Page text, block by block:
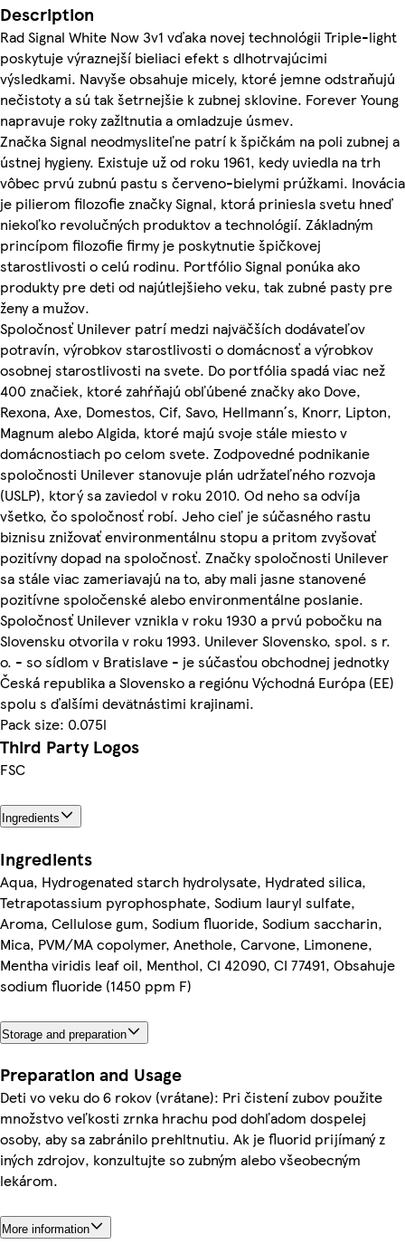
Description
Rad Signal White Now 3v1 vďaka novej technológii Triple-light
poskytuje výraznejší bieliaci efekt s dlhotrvajúcimi
výsledkami. Navyše obsahuje micely, ktoré jemne odstraňujú
nečistoty a sú tak šetrnejšie k zubnej sklovine. Forever Young
napravuje roky zažltnutia a omladzuje úsmev.
Značka Signal neodmysliteľne patrí k špičkám na poli zubnej a
ústnej hygieny. Existuje už od roku 1961, kedy uviedla na trh
vôbec prvú zubnú pastu s červeno-bielymi prúžkami. Inovácia
je pilierom filozofie značky Signal, ktorá priniesla svetu hneď
niekoľko revolučných produktov a technológií. Základným
princípom filozofie firmy je poskytnutie špičkovej
starostlivosti o celú rodinu. Portfólio Signal ponúka ako
produkty pre deti od najútlejšieho veku, tak zubné pasty pre
ženy a mužov.
Spoločnosť Unilever patrí medzi najväčších dodávateľov
potravín, výrobkov starostlivosti o domácnosť a výrobkov
osobnej starostlivosti na svete. Do portfólia spadá viac než
400 značiek, ktoré zahŕňajú obľúbené značky ako Dove,
Rexona, Axe, Domestos, Cif, Savo, Hellmann´s, Knorr, Lipton,
Magnum alebo Algida, ktoré majú svoje stále miesto v
domácnostiach po celom svete. Zodpovedné podnikanie
spoločnosti Unilever stanovuje plán udržateľného rozvoja
(USLP), ktorý sa zaviedol v roku 2010. Od neho sa odvíja
všetko, čo spoločnosť robí. Jeho cieľ je súčasného rastu
biznisu znižovať environmentálnu stopu a pritom zvyšovať
pozitívny dopad na spoločnosť. Značky spoločnosti Unilever
sa stále viac zameriavajú na to, aby mali jasne stanovené
pozitívne spoločenské alebo environmentálne poslanie.
Spoločnosť Unilever vznikla v roku 1930 a prvú pobočku na
Slovensku otvorila v roku 1993. Unilever Slovensko, spol. s r.
o. - so sídlom v Bratislave - je súčasťou obchodnej jednotky
Česká republika a Slovensko a regiónu Východná Európa (EE)
spolu s ďalšími devätnástimi krajinami.
Pack size: 0.075l
Third Party Logos
FSC
Ingredients
Ingredients
Aqua, Hydrogenated starch hydrolysate, Hydrated silica,
Tetrapotassium pyrophosphate, Sodium lauryl sulfate,
Aroma, Cellulose gum, Sodium fluoride, Sodium saccharin,
Mica, PVM/MA copolymer, Anethole, Carvone, Limonene,
Mentha viridis leaf oil, Menthol, CI 42090, CI 77491, Obsahuje
sodium fluoride (1450 ppm F)
Storage and preparation
Preparation and Usage
Deti vo veku do 6 rokov (vrátane): Pri čistení zubov použite
množstvo veľkosti zrnka hrachu pod dohľadom dospelej
osoby, aby sa zabránilo prehltnutiu. Ak je fluorid prijímaný z
iných zdrojov, konzultujte so zubným alebo všeobecným
lekárom.
More information